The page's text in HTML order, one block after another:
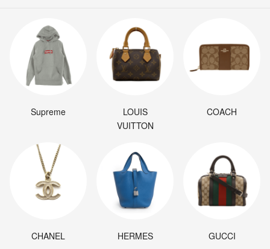
Supreme
LOUIS
VUITTON
COACH
CHANEL HERMES GUCCI